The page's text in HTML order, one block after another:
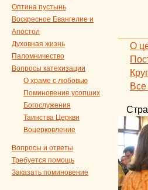
Оптина пустынь
Воскресное Евангелие и
Апостол
Духовная жизнь
Паломничество
Вопросы катехизации
О храме с любовью
Поминовение усопших
Богослужения
Таинства Церкви
Воцерковление
Вопросы и ответы
Требуется помощь
Заказать поминовение
О